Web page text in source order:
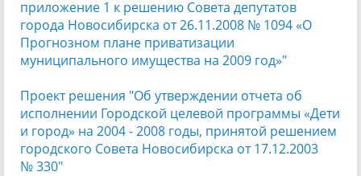
приложение 1 к решению Совета депутатов
города Новосибирска от 26.11.2008 № 1094 «О
Прогнозном плане приватизации
муниципального имущества на 2009 год»"
Проект решения "Об утверждении отчета об
исполнении Городской целевой программы «Дети
и город» на 2004 - 2008 годы, принятой решением
городского Совета Новосибирска от 17.12.2003
№ 330"